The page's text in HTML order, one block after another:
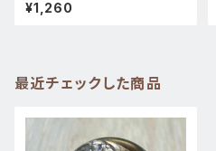
ア風水置物
¥1,260
最近チェックした商品